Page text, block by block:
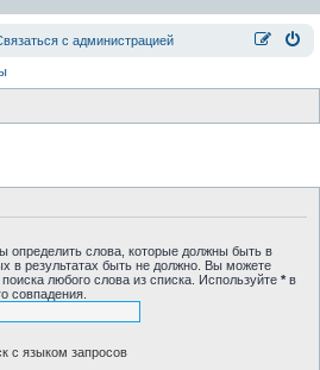
с администрацией
определить слова, которые должны быть в
в результатах быть не должно. Вы можете
поиска любого слова из списка. Используйте * в
совпадения.
с языком запросов